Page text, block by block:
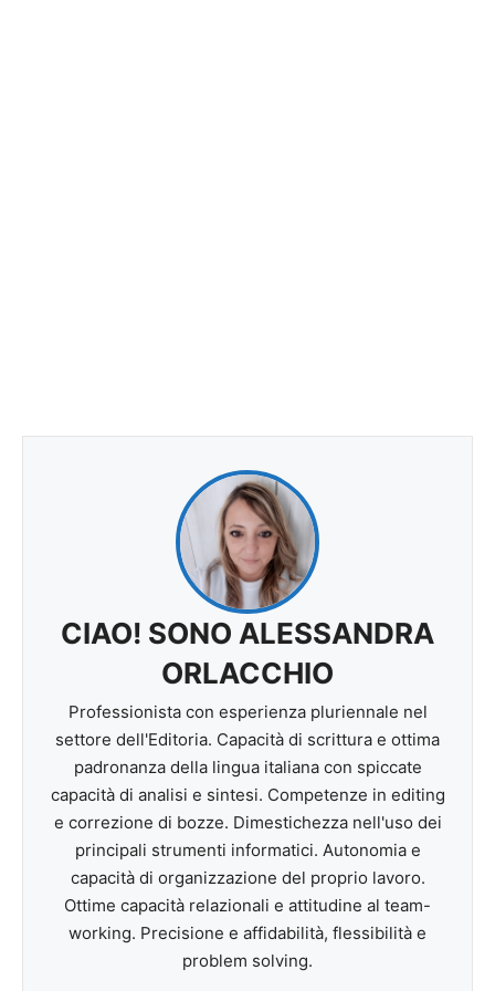
CIAO! SONO ALESSANDRA
ORLACCHIO
Professionista con esperienza pluriennale nel
settore dell'Editoria. Capacità di scrittura e ottima
padronanza della lingua italiana con spiccate
capacità di analisi e sintesi. Competenze in editing
e correzione di bozze. Dimestichezza nell'uso dei
principali strumenti informatici. Autonomia e
capacità di organizzazione del proprio lavoro.
Ottime capacità relazionali e attitudine al team-
working. Precisione e affidabilità, flessibilità e
problem solving.